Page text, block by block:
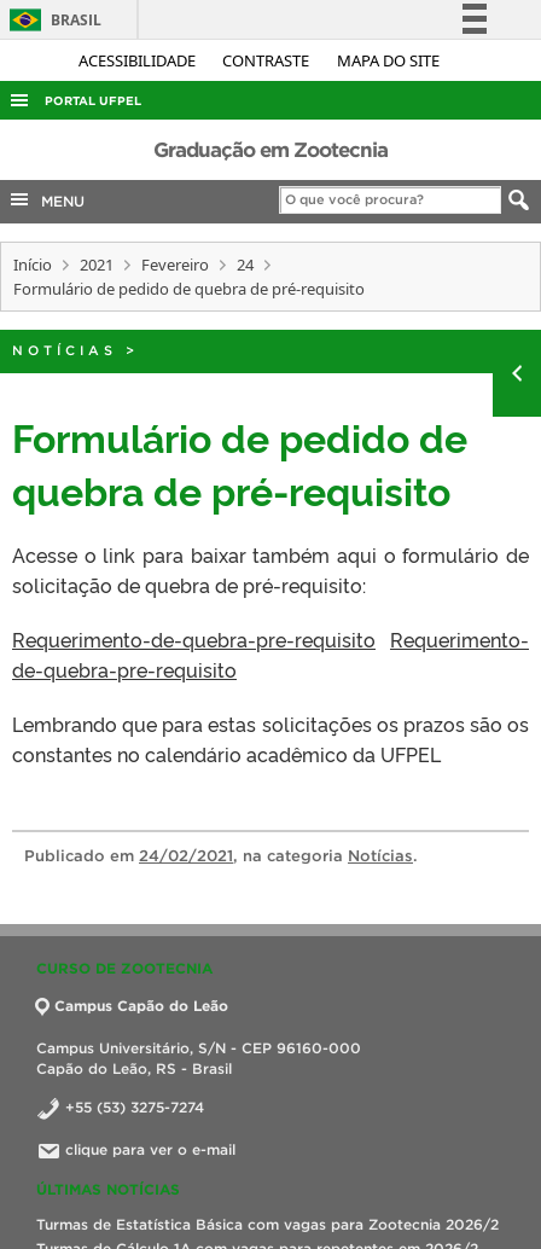
ACESSIBILIDADE CONTRASTE MAPA DO SITE
BRASIL
Simplifique!
Legislação
Canais
PORTAL UFPEL
ACESSO À INFORMAÇÃO
AUDITORIA
COBALTO
CONCURSOS
INTERNACIONAL
Graduação em Zootecnia
MENU
Início 2021 Fevereiro
24
Formulário de pedido de quebra de pré-requisito
NOTÍCIAS >
Formulário de pedido de
quebra de pré-requisito
Acesse o link para baixar também aqui o formulário de
solicitação de quebra de pré-requisito:
Requerimento-de-quebra-pre-requisito
Requerimento-
de-quebra-pre-requisito
Lembrando que para estas solicitações os prazos são os
constantes no calendário acadêmico da UFPEL
Publicado em 24/02/2021, na categoria Notícias.
CURSO DE ZOOTECNIA
Campus Capão do Leão
Campus Universitário, S/N - CEP 96160-000
Capão do Leão, RS - Brasil
+55 (53) 3275-7274
clique para ver o e-mail
ÚLTIMAS NOTÍCIAS
Turmas de Estatística Básica com vagas para Zootecnia 2026/2